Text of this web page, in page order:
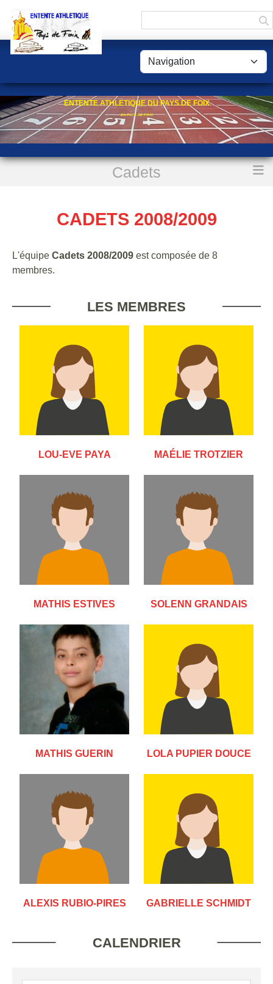
ENTENTE ATHLETIQUE DU PAYS DE FOIX
EA PAYS DE FOIX
Cadets
Cadets 2008/2009
CADETS 2008/2009
L'équipe Cadets 2008/2009 est composée de 8
membres.
LES MEMBRES
LOU-EVE PAYA MAÉLIE TROTZIER
MATHIS ESTIVES SOLENN GRANDAIS
MATHIS GUERIN LOLA PUPIER DOUCE
ALEXIS RUBIO-PIRES GABRIELLE SCHMIDT
CALENDRIER
Panneau de gestion des cookies